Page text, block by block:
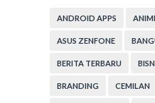
ANDROID APPS
ASUS ZENFONE
BERITA TERBARU
BRANDING CEMILAN